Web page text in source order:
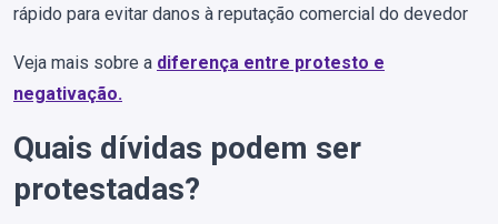
rápido para evitar danos à reputação comercial do devedor
Veja mais sobre a diferença entre protesto e
negativação.
Quais dívidas podem ser
protestadas?